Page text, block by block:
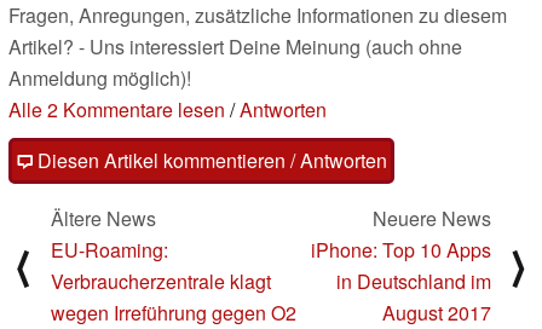
Fragen, Anregungen, zusätzliche Informationen zu diesem
Artikel? - Uns interessiert Deine Meinung (auch ohne
Anmeldung möglich)!
Alle 2 Kommentare lesen /Antworten
Diesen Artikel kommentieren / Antworten
⟨
Ältere News
EU-Roaming:
Verbraucherzentrale klagt
wegen Irreführung gegen O2
Neuere News
iPhone: Top 10 Apps
in Deutschland im
August 2017
⟩